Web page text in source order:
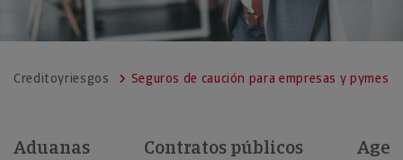
Creditoyriesgos Seguros de caución para empresas y pymes
Aduanas Contratos públicos